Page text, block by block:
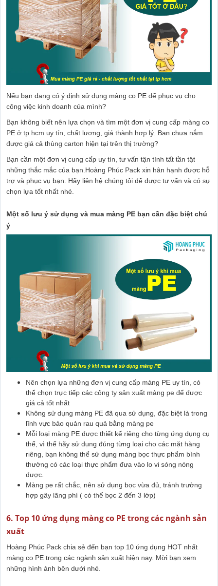
Nếu bạn đang có ý định sử dụng màng co PE để phục vụ cho
công việc kinh doanh của mình?
Bạn không biết nên lựa chọn và tìm một đơn vị cung cấp màng co
PE ở tp hcm uy tín, chất lượng, giá thành hợp lý. Bạn chưa nắm
được giá cả thùng carton hiện tại trên thị trường?
Bạn cần một đơn vị cung cấp uy tín, tư vấn tận tình tất tần tật
những thắc mắc của bạn.Hoàng Phúc Pack xin hân hạnh được hỗ
trợ và phục vụ bạn. Hãy liên hệ chúng tôi để được tư vấn và có sự
chọn lựa tốt nhất nhé.
Một số lưu ý sử dụng và mua màng PE bạn cần đặc biệt chú
ý
Nên chọn lựa những đơn vị cung cấp màng PE uy tín, có
thể chọn trực tiếp các công ty sản xuất màng pe để được
giá cả tốt nhất
Không sử dụng màng PE đã qua sử dụng, đặc biệt là trong
lĩnh vực bảo quản rau quả bằng màng pe
Mỗi loại màng PE được thiết kế riêng cho từng ứng dụng cụ
thể, vì thế hãy sử dụng đúng từng loại cho các mặt hàng
riêng, bạn không thể sử dụng màng bọc thực phẩm bình
thường có các loại thực phẩm đưa vào lo vi sóng nóng
được.
Màng pe rất chắc, nên sử dụng bọc vừa đủ, tránh trường
hợp gây lãng phí ( có thể bọc 2 đến 3 lớp)
6. Top 10 ứng dụng màng co PE trong các ngành sản
xuất
Hoàng Phúc Pack chia sẻ đến bạn top 10 ứng dụng HOT nhất
màng co PE trong các ngành sản xuất hiện nay. Mời bạn xem
những hình ảnh bên dưới nhé.